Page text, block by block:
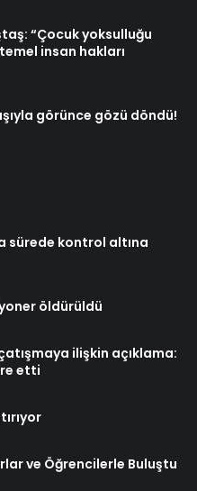
“Çocuk yoksulluğu
insan hakları
görünce gözü döndü!
sürede kontrol altına
öldürüldü
ilişkin açıklama:
etti
ve Öğrencilerle Buluştu